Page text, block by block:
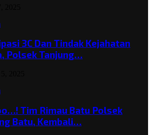
3C Dan Tindak Kejahatan
Polsek Tanjung…
Tim Rimau Batu Polsek
Batu, Kembali…